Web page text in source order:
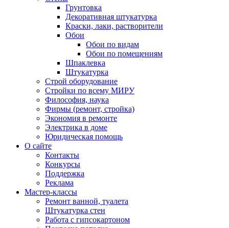
Грунтовка
Декоративная штукатурка
Краски, лаки, растворители
Обои
Обои по видам
Обои по помещениям
Шпаклевка
Штукатурка
Строй оборудование
Стройки по всему МИРУ
Философия, наука
Фирмы (ремонт, стройка)
Экономия в ремонте
Электрика в доме
Юридическая помощь
О сайте
Контакты
Конкурсы
Поддержка
Реклама
Мастер-классы
Ремонт ванной, туалета
Штукатурка стен
Работа с гипсокартоном